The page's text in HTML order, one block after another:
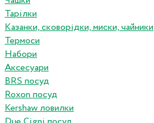
Тарілки
Казанки, сковорідки, миски, чайники
Термоси
Набори
Аксесуари
BRS посуд
Roxon посуд
Kershaw ловилки